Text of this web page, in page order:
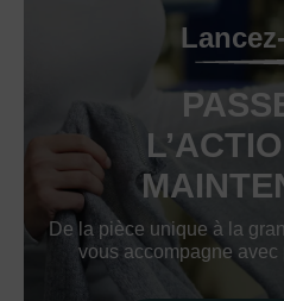
De la pièce unique à la
vous accompagne avec